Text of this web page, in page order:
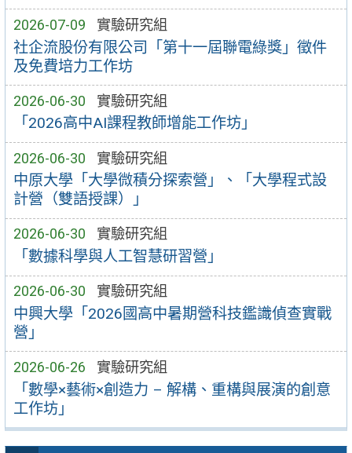
2026-07-09 實驗研究組
社企流股份有限公司「第十一屆聯電綠獎」徵件
及免費培力工作坊
2026-06-30 實驗研究組
「2026高中AI課程教師增能工作坊」
2026-06-30 實驗研究組
中原大學「大學微積分探索營」、「大學程式設
計營（雙語授課）」
2026-06-30 實驗研究組
「數據科學與人工智慧研習營」
2026-06-30 實驗研究組
中興大學「2026國高中暑期營科技鑑識偵查實戰
營」
2026-06-26 實驗研究組
「數學×藝術×創造力 – 解構、重構與展演的創意
工作坊」